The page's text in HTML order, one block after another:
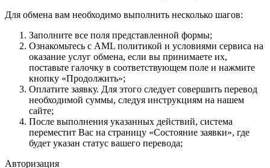
Для обмена вам необходимо выполнить несколько шагов:
Заполните все поля представленной формы;
Ознакомьтесь с AML политикой и условиями сервиса на
оказание услуг обмена, если вы принимаете их,
поставьте галочку в соответствующем поле и нажмите
кнопку «Продолжить»;
Оплатите заявку. Для этого следует совершить перевод
необходимой суммы, следуя инструкциям на нашем
сайте;
После выполнения указанных действий, система
переместит Вас на страницу «Состояние заявки», где
будет указан статус вашего перевода;
Авторизация